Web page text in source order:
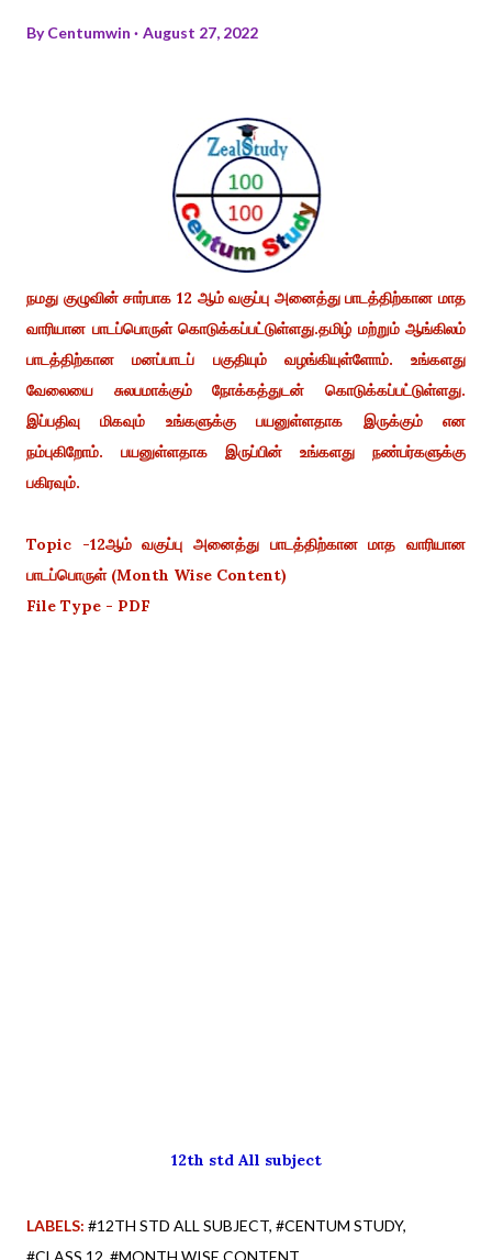
ByCentumwin August 27, 2022
நமது குழுவின் சார்பாக 12 ஆம் வகுப்பு அனைத்து பாடத்திற்கான மாத
வாரியான பாடப்பொருள் கொடுக்கப்பட்டுள்ளது.தமிழ் மற்றும் ஆங்கிலம்
பாடத்திற்கான மனப்பாடப் பகுதியும் வழங்கியுள்ளோம். உங்களது
வேலையை சுலபமாக்கும் நோக்கத்துடன் கொடுக்கப்பட்டுள்ளது.
இப்பதிவு மிகவும் உங்களுக்கு பயனுள்ளதாக இருக்கும் என
நம்புகிறோம். பயனுள்ளதாக இருப்பின் உங்களது நண்பர்களுக்கு
பகிரவும்.
Topic -12ஆம் வகுப்பு அனைத்து பாடத்திற்கான மாத வாரியான
பாடப்பொருள் (Month Wise Content)
File Type - PDF
12th std All subject
LABELS: #12TH STD ALL SUBJECT #CENTUM STUDY
#CLASS 12 #MONTH WISE CONTENT